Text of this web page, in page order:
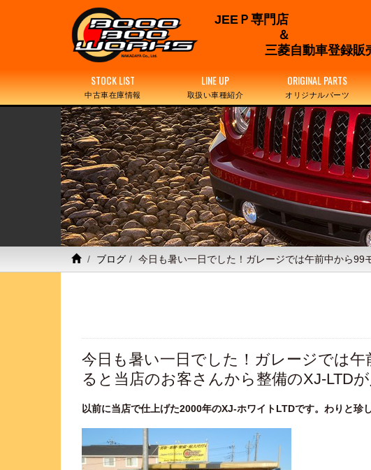
JEEＰ専門店
＆
三菱自動車登
STOCK LIST
中古車在庫情報
LINE UP
取扱い車種紹介
ORIGINAL PARTS
オリジナルパーツ
ブログ 今日も暑い一日でした！ガレージでは午前中から
今日も暑い一日でした！ガレージでは
ると当店のお客さんから整備のXJ-LTDが
以前に当店で仕上げた2000年のXJ-ホワイトLTDです。わりと